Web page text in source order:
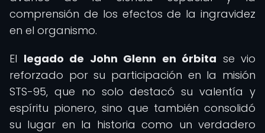
comprensión de los efectos de la ingravidez
en el organismo.
El legado de John Glenn en órbita se vio
reforzado por su participación en la misión
STS-95, que no solo destacó su valentía y
espíritu pionero, sino que también consolidó
su lugar en la historia como un verdadero